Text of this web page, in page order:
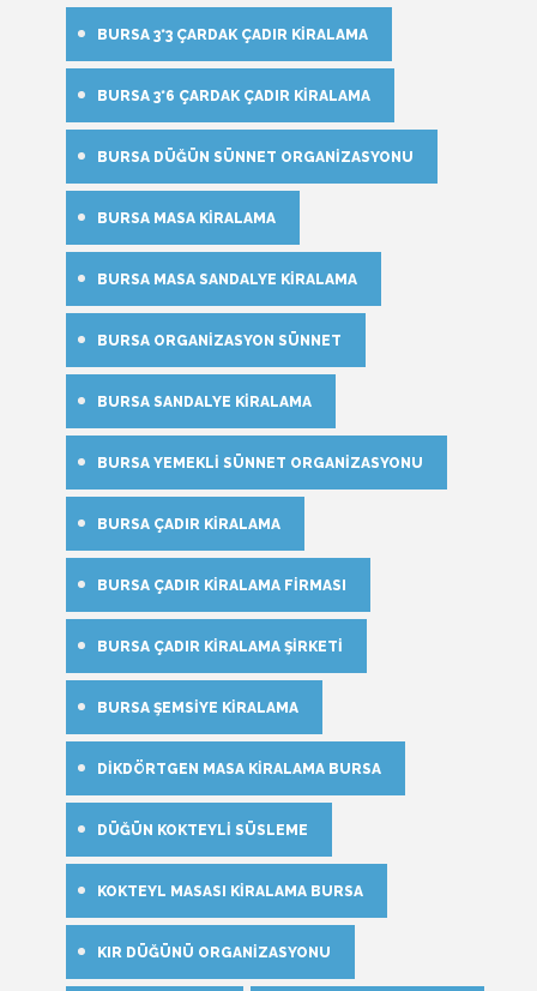
BURSA 3*3 ÇARDAK ÇADIR KIRALAMA
BURSA 3*6 ÇARDAK ÇADIR KIRALAMA
BURSA DÜĞÜN SÜNNET ORGANIZASYONU
BURSA MASA KIRALAMA
BURSA MASA SANDALYE KIRALAMA
BURSA ORGANIZASYON SÜNNET
BURSA SANDALYE KIRALAMA
BURSA YEMEKLI SÜNNET ORGANIZASYONU
BURSA ÇADIR KIRALAMA
BURSA ÇADIR KIRALAMA FIRMASI
BURSA ÇADIR KIRALAMA ŞIRKETI
BURSA ŞEMSIYE KIRALAMA
DIKDÖRTGEN MASA KIRALAMA BURSA
DÜĞÜN KOKTEYLI SÜSLEME
KOKTEYL MASASI KIRALAMA BURSA
KIR DÜĞÜNÜ ORGANIZASYONU